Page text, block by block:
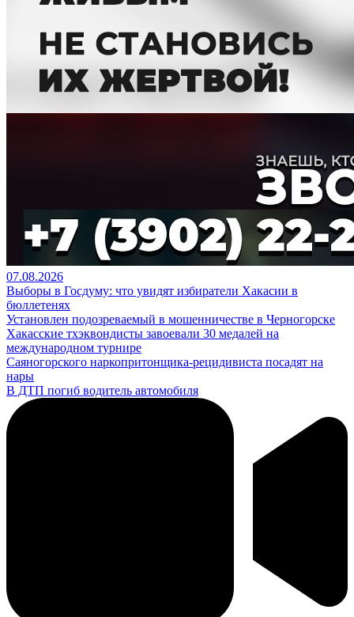
07.08.2026
Выборы в Госдуму: что увидят избиратели Хакасии в
бюллетенях
Установлен подозреваемый в мошенничестве в Черногорске
Хакасские тхэквондисты завоевали 30 медалей на
международном турнире
Саяногорского наркопритонщика-рецидивиста посадят на
нары
В ДТП погиб водитель автомобиля